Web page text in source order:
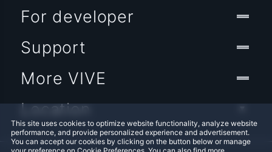
This site uses cookies to optimize website functionality, analyze website
performance, and provide personalized experience and advertisement.
You can accept our cookies by clicking on the button below or manage
For developer
Support
More VIVE
Location